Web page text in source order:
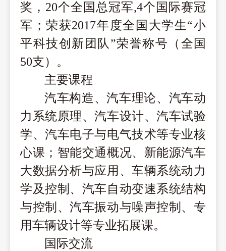
奖，20个全国总冠军,4个国际赛冠
军；荣获2017年度全国大学生“小
平科技创新团队”荣誉称号（全国
50支）。
主要课程
汽车构造、汽车理论、 汽车动
力系统原理、汽车设计、汽车试验
学、汽车电子与电气技术等专业核
心课；智能交通概况、新能源汽车
大数据分析与应用、车辆系统动力
学及控制、汽车自动变速系统结构
与控制、汽车振动与噪声控制、专
用车辆设计等专业拓展课。
国际交流